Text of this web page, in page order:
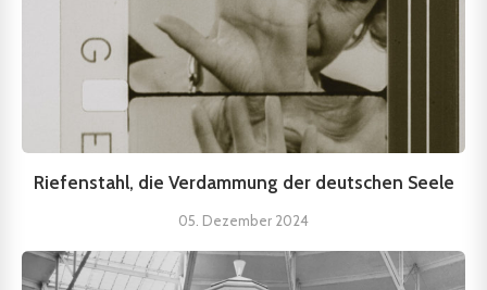
Riefenstahl, die Verdammung der deutschen Seele
05. Dezember 2024